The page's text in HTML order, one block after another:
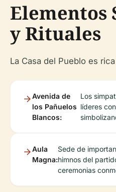
Elementos
y Rituales
La Casa del Pueblo es
Avenida de
los Pañuelos
Blancos:
Los
líderes
Aula
Magna:
Sede de
himnos del
ceremonias